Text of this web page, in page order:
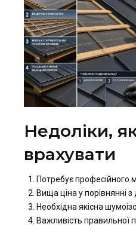
Недоліки,
врахувати
Потребує професійного
Вища ціна у порівнянні
Необхідна якісна
Важливість правильної